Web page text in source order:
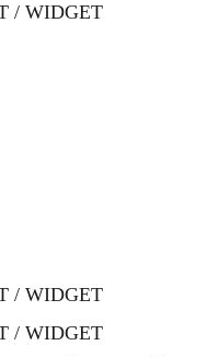
/ WIDGET
/ WIDGET
/ WIDGET